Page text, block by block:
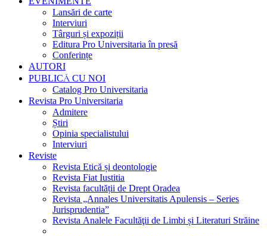
Lansări de carte
Interviuri
Târguri și expoziții
Editura Pro Universitaria în presă
Conferințe
AUTORI
PUBLICĂ CU NOI
Catalog Pro Universitaria
Revista Pro Universitaria
Admitere
Știri
Opinia specialistului
Interviuri
Reviste
Revista Etică și deontologie
Revista Fiat Iustitia
Revista facultății de Drept Oradea
Revista „Annales Universitatis Apulensis – Series
Jurisprudentia”
Revista Analele Facultăţii de Limbi și Literaturi Străine